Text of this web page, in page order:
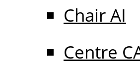
Chair AI
Centre